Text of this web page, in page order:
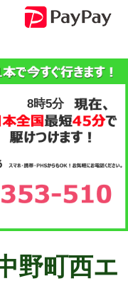
8時5分
野町西エ